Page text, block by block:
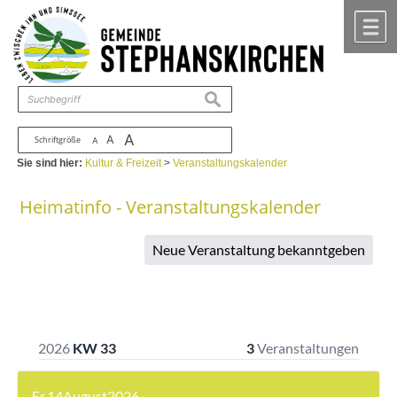
Zum Inhalt ,zur Navigation
Schriftgröße A A A
suchen
Sie sind hier: Kultur & Freizeit>Veranstaltungskalender
Heimatinfo - Veranstaltungskalender